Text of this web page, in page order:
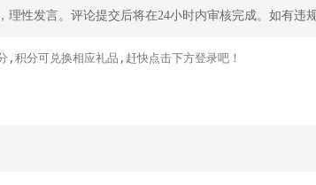
理性发言。评论提交后将在24小时内审核完成。如有违